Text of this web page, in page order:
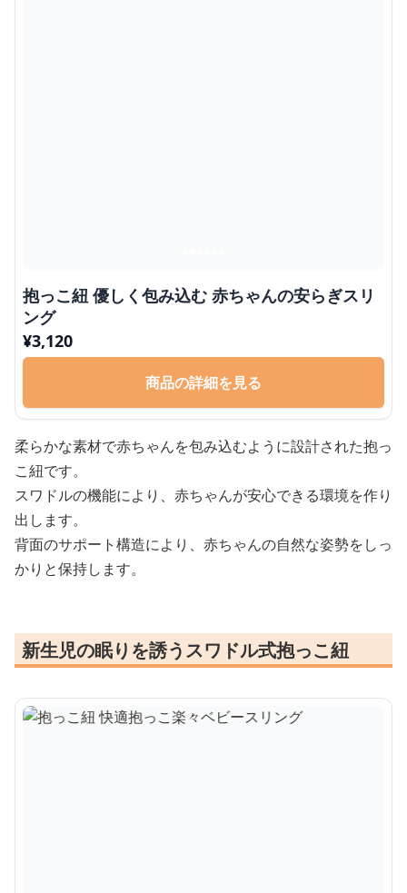
抱っこ紐 優しく包み込む 赤ちゃんの安らぎスリ
ング
¥3,120
商品の詳細を見る
柔らかな素材で赤ちゃんを包み込むように設計された抱っ
こ紐です。
スワドルの機能により、赤ちゃんが安心できる環境を作り
出します。
背面のサポート構造により、赤ちゃんの自然な姿勢をしっ
かりと保持します。
新生児の眠りを誘うスワドル式抱っこ紐